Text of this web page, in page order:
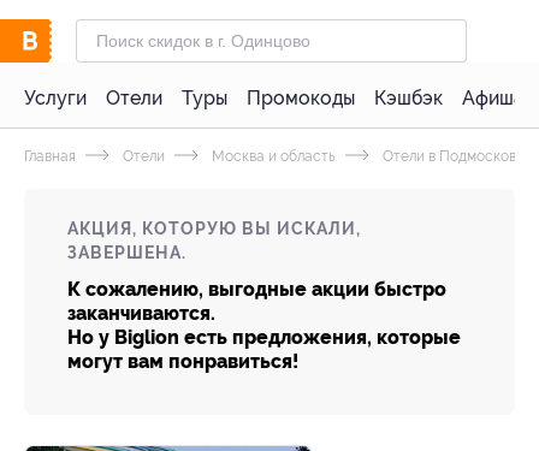
Услуги Отели Туры Промокоды Кэшбэк Афиша
Главная Отели Москва и область Отели в
АКЦИЯ, КОТОРУЮ ВЫ ИСКАЛИ,
ЗАВЕРШЕНА.
К сожалению, выгодные акции быстро
заканчиваются.
Но у Biglion есть предложения, которые
могут вам понравиться!